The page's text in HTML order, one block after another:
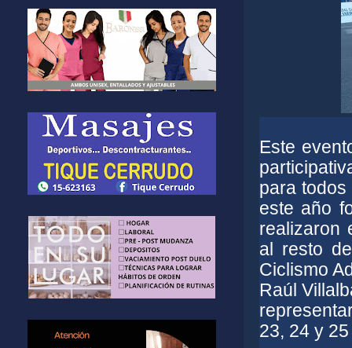
Este
para
este año
realizaron
al resto
Ciclismo
Raúl
23, 24 y